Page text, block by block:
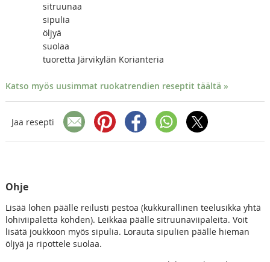
sitruunaa
sipulia
öljyä
suolaa
tuoretta Järvikylän Korianteria
Katso myös uusimmat ruokatrendien reseptit täältä »
Jaa resepti
Ohje
Lisää lohen päälle reilusti pestoa (kukkurallinen teelusikka yhtä
lohiviipaletta kohden). Leikkaa päälle sitruunaviipaleita. Voit
lisätä joukkoon myös sipulia. Lorauta sipulien päälle hieman
öljyä ja ripottele suolaa.